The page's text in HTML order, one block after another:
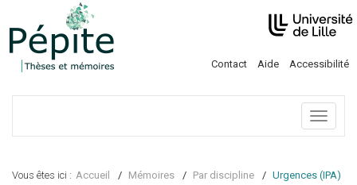
Contact Aide Accessibilité
Menu
Vous êtes ici : Accueil Mémoires Par discipline Urgences (IPA)